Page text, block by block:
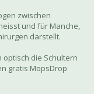
zwischen
und für Manche,
darstellt.
optisch die Schultern
gratis MopsDrop